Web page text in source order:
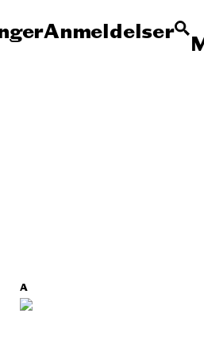
Anmeldelser